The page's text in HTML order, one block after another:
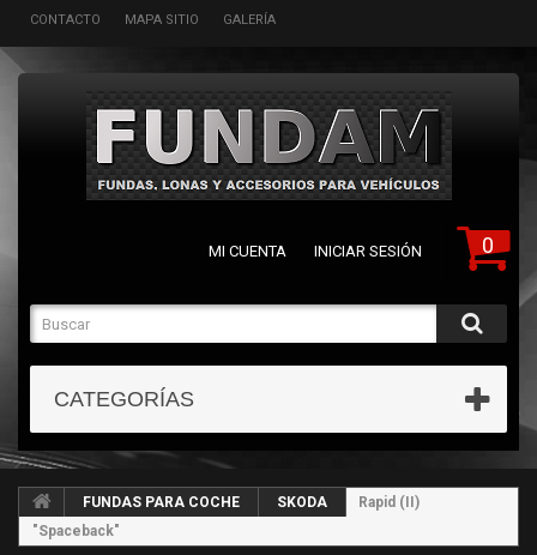
CONTACTO MAPA SITIO GALERÍA
0
MI CUENTA INICIAR SESIÓN
CATEGORÍAS
FUNDAS PARA COCHE SKODA
Rapid (II)
"Spaceback"